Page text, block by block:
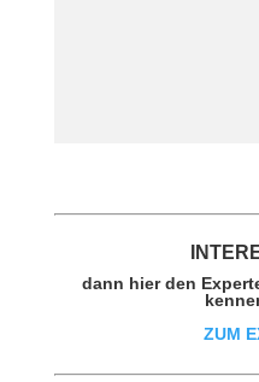
INTER
dann hier den
ZUM